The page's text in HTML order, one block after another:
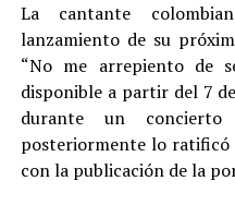
La cantante
lanzamiento de su
“No me arrepiento de
disponible a partir del 7
durante un
posteriormente lo ratificó
con la publicación de la